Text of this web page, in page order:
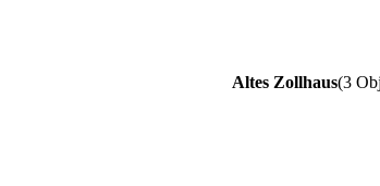
Altes Zollhaus(3